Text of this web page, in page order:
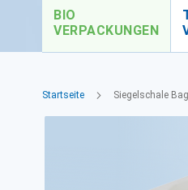
BIO
VERPACKUNGEN
Startseite Siegelschale